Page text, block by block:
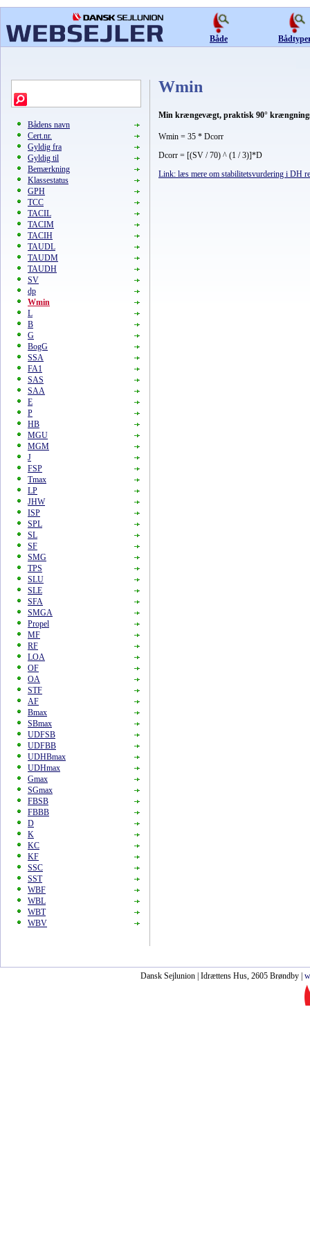
Både
Bådens navn
Cert.nr.
Gyldig fra
Gyldig til
Bemærkning
Klassestatus
GPH
TCC
TACIL
TACIM
TACIH
TAUDL
TAUDM
TAUDH
SV
dp
Wmin
L
B
G
BogG
SSA
FA1
SAS
SAA
E
P
HB
MGU
MGM
J
FSP
Tmax
LP
JHW
ISP
SPL
SL
SF
SMG
TPS
SLU
SLE
SFA
SMGA
Propel
MF
RF
LOA
OF
OA
STF
AF
Bmax
SBmax
UDFSB
UDFBB
UDHBmax
UDHmax
Gmax
SGmax
FBSB
FBBB
D
K
KC
KF
SSC
SST
WBF
WBL
WBT
WBV
Wmin
Min krængevægt, praktisk 90°
Wmin = 35 * Dcorr
Dcorr = [(SV / 70) ^ (1 / 3)]*D
Link: læs mere om stabilitetsvurdering i DH
Dansk Sejlunion | Idrættens Hus, 2605 Brøndby |